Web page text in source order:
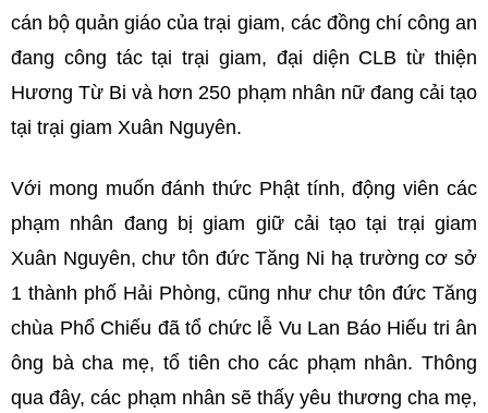
cán bộ quản giáo của trại giam, các đồng chí công an
đang công tác tại trại giam, đại diện CLB từ thiện
Hương Từ Bi và hơn 250 phạm nhân nữ đang cải tạo
tại trại giam Xuân Nguyên.
Với mong muốn đánh thức Phật tính, động viên các
phạm nhân đang bị giam giữ cải tạo tại trại giam
Xuân Nguyên, chư tôn đức Tăng Ni hạ trường cơ sở
1 thành phố Hải Phòng, cũng như chư tôn đức Tăng
chùa Phổ Chiếu đã tổ chức lễ Vu Lan Báo Hiếu tri ân
ông bà cha mẹ, tổ tiên cho các phạm nhân. Thông
qua đây, các phạm nhân sẽ thấy yêu thương cha mẹ,